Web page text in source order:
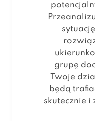
grupę
Twoje
będą
skutecznie i